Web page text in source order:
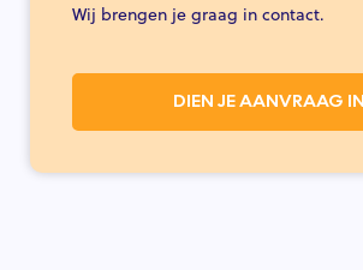
Wij brengen je graag in contact.
DIEN JE AANVRAAG IN